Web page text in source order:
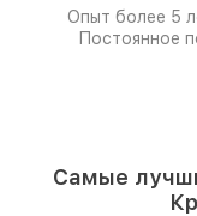
Опыт более 5
Постоянное
Самые